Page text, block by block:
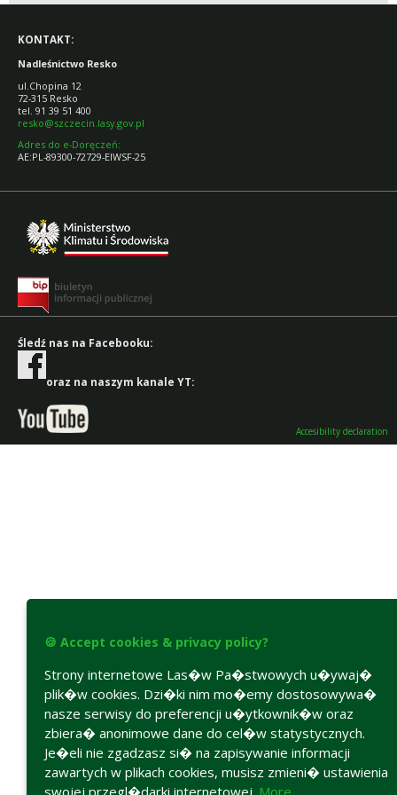
KONTAKT:
Nadleśnictwo Resko
ul.Chopina 12
72-315 Resko
tel. 91 39 51 400
resko@szczecin.lasy.gov.pl
Adres do e-Doręczeń:
AE:PL-89300-72729-EIWSF-25
Śledź nas na Facebooku:
oraz na naszym kanale YT:
Accesibility declaration
🍪 Accept cookies & privacy policy?
Strony internetowe Las�w Pa�stwowych u�ywaj�
plik�w cookies. Dzi�ki nim mo�emy dostosowywa�
nasze serwisy do preferencji u�ytkownik�w oraz
zbiera� anonimowe dane do cel�w statystycznych.
Je�eli nie zgadzasz si� na zapisywanie informacji
zawartych w plikach cookies, musisz zmieni� ustawienia
swojej przegl�darki internetowej. More